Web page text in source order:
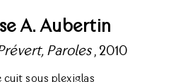
A. Aubertin
Paroles, 2010
cuit sous plexiglas